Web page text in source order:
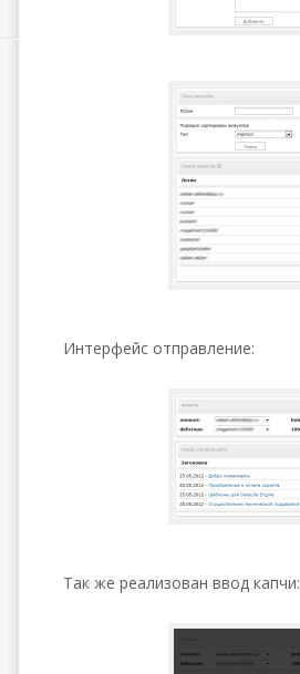
Интерфейс отправление:
Так же реализован ввод капчи: